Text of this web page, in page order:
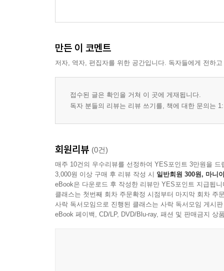
만든 이 코멘트
저자, 역자, 편집자를 위한 공간입니다. 독자들에게 전하
접수된 글은 확인을 거쳐 이 곳에 게재됩니다.
독자 분들의 리뷰는 리뷰 쓰기를, 책에 대한 문의는
회원리뷰 (0건)
매주 10건의 우수리뷰를 선정하여 YES포인트 3만원을 드
3,000원 이상 구매 후 리뷰 작성 시 일반회원 300원, 마니
eBook은 다운로드 후 작성한 리뷰만 YES포인트 지급됩니
클래스는 첫번째 회차 주문확정 시점부터 마지막 회차 주
사락 독서모임으로 진행된 클래스는 사락 독서모임 게시
eBook 페이백, CD/LP, DVD/Blu-ray, 패션 및 판매금지 상